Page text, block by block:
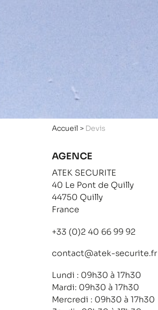
Accueil > Devis
AGENCE
ATEK SECURITE
40 Le Pont de Quilly
44750 Quilly
France
+33 (0)2 40 66 99 92
contact@atek-securite.fr
Lundi : 09h30 à 17h30
Mardi: 09h30 à 17h30
Mercredi : 09h30 à 17h30